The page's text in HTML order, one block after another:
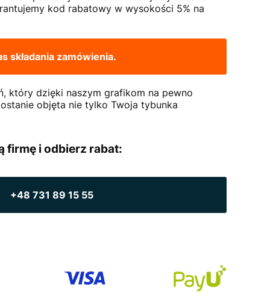
kod rabatowy w wysokości 5% na
składania zamówienia.
który dzięki naszym grafikom na pewno
objęta nie tylko Twoja tybunka
firmę i odbierz rabat:
+48 731 89 15 55